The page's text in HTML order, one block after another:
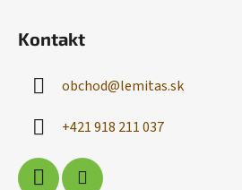
Kontakt
obchod@lemitas.sk
+421 918 211 037